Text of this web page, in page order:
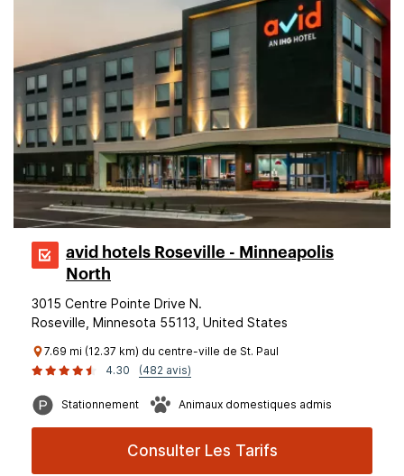
avid hotels Roseville - Minneapolis
North
3015 Centre Pointe Drive N.
Roseville, Minnesota 55113, United States
7.69 mi (12.37 km) du centre-ville de St. Paul
4.30
(482 avis)
Stationnement Animaux domestiques admis
Consulter Les Tarifs